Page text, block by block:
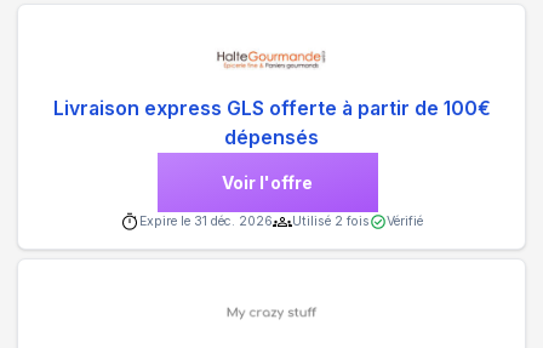
Livraison express GLS offerte à partir de 100€
dépensés
Voir l'offre
Expire le 31 déc. 2026 Utilisé 2 fois Vérifié